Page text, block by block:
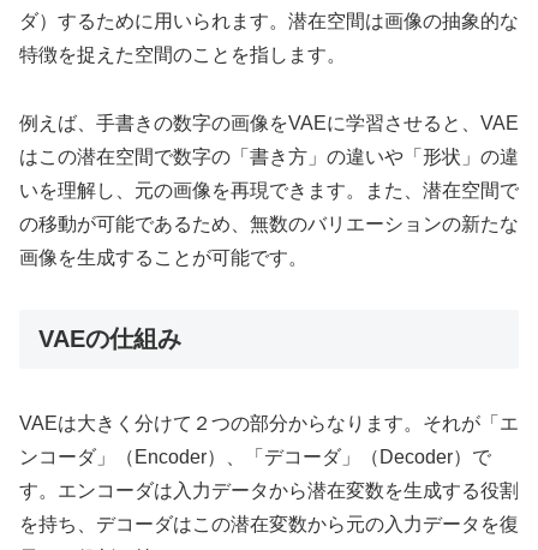
ダ）するために用いられます。潜在空間は画像の抽象的な
特徴を捉えた空間のことを指します。
例えば、手書きの数字の画像をVAEに学習させると、VAE
はこの潜在空間で数字の「書き方」の違いや「形状」の違
いを理解し、元の画像を再現できます。また、潜在空間で
の移動が可能であるため、無数のバリエーションの新たな
画像を生成することが可能です。
VAEの仕組み
VAEは大きく分けて２つの部分からなります。それが「エ
ンコーダ」（Encoder）、「デコーダ」（Decoder）で
す。エンコーダは入力データから潜在変数を生成する役割
を持ち、デコーダはこの潜在変数から元の入力データを復